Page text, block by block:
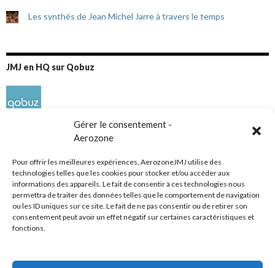
Gérer le consentement -
Aerozone
Pour offrir les meilleures expériences, AerozoneJMJ utilise des
technologies telles que les cookies pour stocker et/ou accéder aux
informations des appareils. Le fait de consentir à ces technologies nous
permettra de traiter des données telles que le comportement de navigation
ou les ID uniques sur ce site. Le fait de ne pas consentir ou de retirer son
consentement peut avoir un effet négatif sur certaines caractéristiques et
fonctions.
Les synthés de Jean Michel Jarre à travers le temps
JMJ en HQ sur Qobuz
Réseaux sociaux